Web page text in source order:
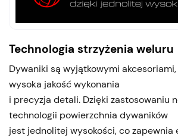
Technologia strzyżenia weluru
Dywaniki są wyjątkowymi
wysoka jakość wykonania
i precyzja detali. Dzięki zastosowaniu
technologii powierzchnia dywaników
jest jednolitej wysokości, co zapewnia